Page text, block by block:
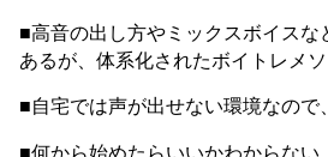
できるだけお金をかけずに、もっ
いと思いませんか？
できれば独学でボイトレして、歌